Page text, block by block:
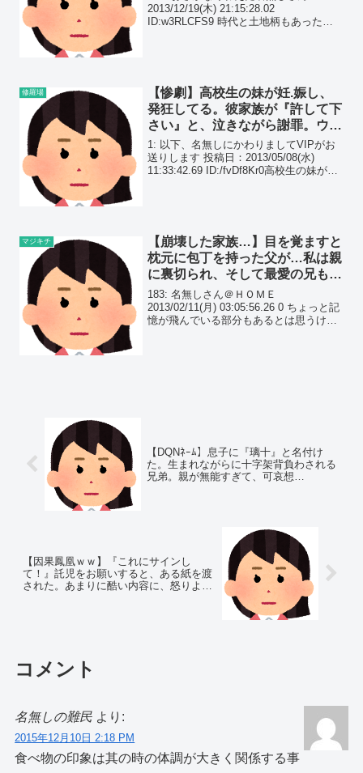
て…
2013/12/19(木) 21:15:28.02
ID:w3RLCFS9 時代と土地柄もあったの
修羅場
【惨劇】高校生の妹が妊.娠し、
発狂してる。彼家族が『許して下
さい』と、泣きながら謝罪。ウチ
はエリート思考の為、親は妹を見
捨て…
1: 以下、名無しにかわりましてVIPがお
送りします 投稿日：2013/05/08(水)
11:33:42.69 ID:/fvDf8Kr0高校生の妹が妊
マジキチ
【崩壊した家族…】目を覚ますと
枕元に包丁を持った父が…私は親
に裏切られ、そして最愛の兄もﾀﾋ
んだ。誰の為の人生なんだろう…
183: 名無しさん＠ＨＯＭＥ
2013/02/11(月) 03:05:56.26 0 ちょっと記
憶が飛んでいる部分もあるとは思うけれ
【DQNﾈｰﾑ】息子に『璃十』と名付け
た。生まれながらに十字架背負わされる
兄弟。親が無能すぎて、可哀想…
【因果鳳凰ｗｗ】『これにサインし
て！』託児をお願いすると、ある紙を渡
された。あまりに酷い内容に、怒りより
コメント
名無しの難民 より:
2015年12月10日 2:18 PM
食べ物の印象は其の時の体調が大きく関係する事